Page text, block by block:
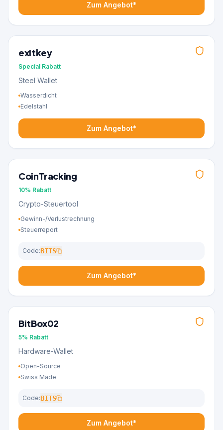
Zum Angebot*
exitkey
Special Rabatt
Steel Wallet
Wasserdicht
Edelstahl
Zum Angebot*
CoinTracking
10% Rabatt
Crypto-Steuertool
Gewinn-/Verlustrechnung
Steuerreport
Code:BITS
Zum Angebot*
BitBox02
5% Rabatt
Hardware-Wallet
Open-Source
Swiss Made
Code:BITS
Zum Angebot*